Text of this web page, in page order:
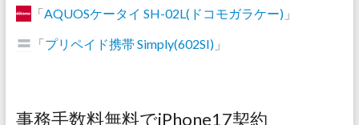
「AQUOSケータイ SH-02L(ドコモガラケー)」
「プリペイド携帯 Simply(602SI)」
事務手数料無料でiPhone17契約